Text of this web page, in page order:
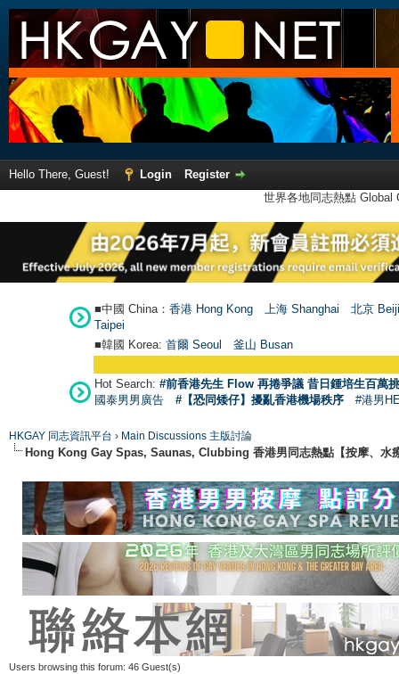
Hello There, Guest! Login
Register
世界各地同志熱點
■中國 China： 香港 Hong Kong 上海 Shanghai
北京
Taipei
■韓國 Korea: 首爾 Seoul 釜山 Busan
Hot Search: #前香港先生 Flow 再捲爭議 昔日鍾培生百萬
國泰男男廣告
#【恐同矮仔】擾亂香港機場秩序 #港男
HKGAY 同志資訊平台 › Main Discussions 主版討論
Hong Kong Gay Spas, Saunas, Clubbing 香港男同志熱點【按摩、水
Users browsing this forum: 46 Guest(s)